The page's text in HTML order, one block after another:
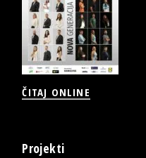
ČITAJ ONLINE
Projekti